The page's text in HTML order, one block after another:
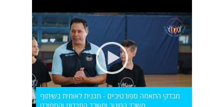
מבדקי התאמה ספורטיביים - תכנית לאומית בשיתוף
משרד החינוך ומשרד התרבות והספורט